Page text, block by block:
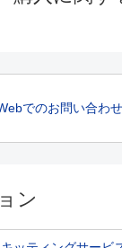
でのお問い合わせ
ン